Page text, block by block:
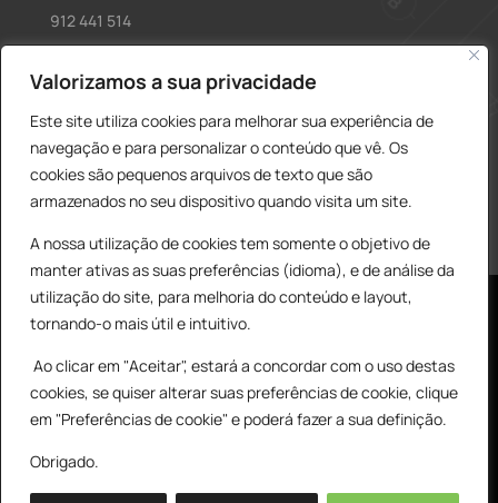
Valorizamos a sua privacidade
Este site utiliza cookies para melhorar sua experiência de
navegação e para personalizar o conteúdo que vê. Os
cookies são pequenos arquivos de texto que são
armazenados no seu dispositivo quando visita um site.
A nossa utilização de cookies tem somente o objetivo de
manter ativas as suas preferências (idioma), e de análise da
utilização do site, para melhoria do conteúdo e layout,
tornando-o mais útil e intuitivo.
Ao clicar em "Aceitar", estará a concordar com o uso destas
cookies, se quiser alterar suas preferências de cookie, clique
em "Preferências de cookie" e poderá fazer a sua definição.
Obrigado.
912 441 514
R. António Andrade, 1171
2820-287 • Charneca de Caparica
Products
search PESQUISAR
© All Copyright 2025 by Delarobia.pt 0